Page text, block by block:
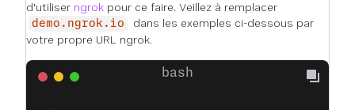
d'utiliser ngrok pour ce faire. Veillez à remplacer
demo.ngrok.io
dans les exemples ci-dessous par
votre propre URL ngrok.